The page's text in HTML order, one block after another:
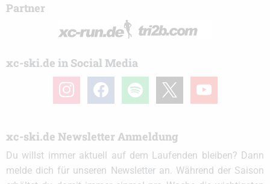
Partner
xc-ski.de in Social Media
instagramfacebook spotify youtube
xc-ski.de Newsletter Anmeldung
Du willst immer aktuell auf dem Laufenden bleiben? Dann
melde dich für unseren Newsletter an. Während der Saison